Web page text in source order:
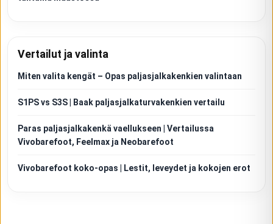
Vertailut ja valinta
Miten valita kengät – Opas paljasjalkakenkien valintaan
S1PS vs S3S | Baak paljasjalkaturvakenkien vertailu
Paras paljasjalkakenkä vaellukseen | Vertailussa
Vivobarefoot, Feelmax ja Neobarefoot
Vivobarefoot koko-opas | Lestit, leveydet ja kokojen erot